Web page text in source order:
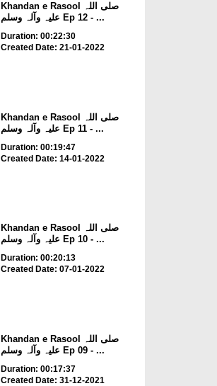
Khandan e Rasool صلی اللہ
علیہ وآلہ وسلم Ep 12 - ...
Duration: 00:22:30
Created Date: 21-01-2022
Khandan e Rasool صلی اللہ
علیہ وآلہ وسلم Ep 11 - ...
Duration: 00:19:47
Created Date: 14-01-2022
Khandan e Rasool صلی اللہ
علیہ وآلہ وسلم Ep 10 - ...
Duration: 00:20:13
Created Date: 07-01-2022
Khandan e Rasool صلی اللہ
علیہ وآلہ وسلم Ep 09 - ...
Duration: 00:17:37
Created Date: 31-12-2021